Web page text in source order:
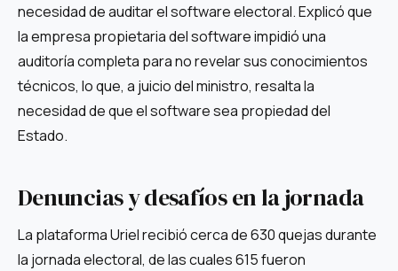
necesidad de auditar el software electoral. Explicó que
la empresa propietaria del software impidió una
auditoría completa para no revelar sus conocimientos
técnicos, lo que, a juicio del ministro, resalta la
necesidad de que el software sea propiedad del
Estado.
Denuncias y desafíos en la jornada
La plataforma Uriel recibió cerca de 630 quejas durante
la jornada electoral, de las cuales 615 fueron